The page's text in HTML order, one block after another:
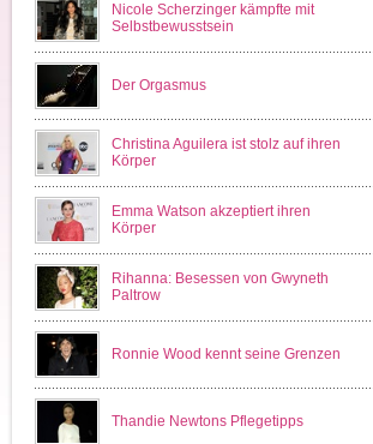
Nicole Scherzinger kämpfte mit
Selbstbewusstsein
Der Orgasmus
Christina Aguilera ist stolz auf ihren
Körper
Emma Watson akzeptiert ihren
Körper
Rihanna: Besessen von Gwyneth
Paltrow
Ronnie Wood kennt seine Grenzen
Thandie Newtons Pflegetipps